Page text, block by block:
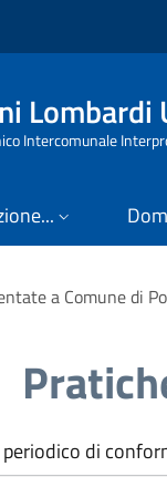
Lombardi
Intercomunale
pane
a Comune di
di